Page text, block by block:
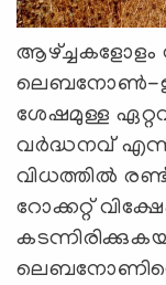
ആഴ്ച്ചകളോളം
ലെബനോണ്‍-
ശേഷമുള്ള
വർദ്ധനവ് എന്ന്
വിധത്തിൽ
റോക്കറ്റ്